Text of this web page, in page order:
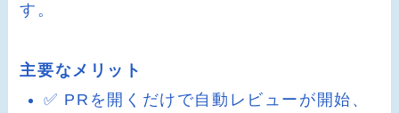
す。
主要なメリット
✅ PRを開くだけで自動レビューが開始、